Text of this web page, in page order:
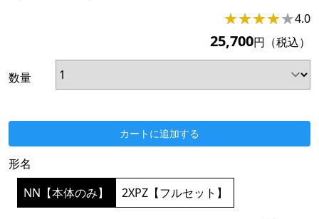
★★★★★4.0
25,700円（税込）
数量
カートに追加する
形名
NN【本体のみ】
2XPZ【フルセット】